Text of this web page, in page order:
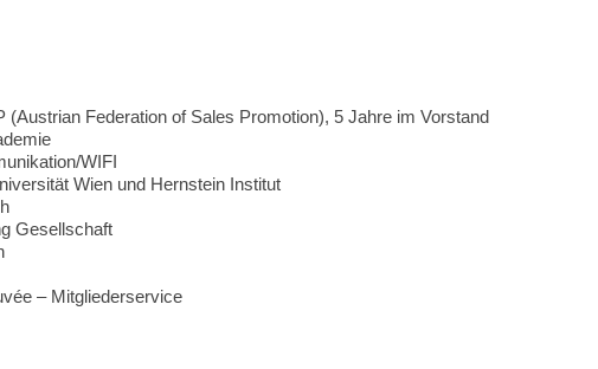
(Austrian Federation of Sales Promotion), 5 Jahre im Vorstand
WIFI
Wien und Hernstein Institut
Gesellschaft
– Mitgliederservice